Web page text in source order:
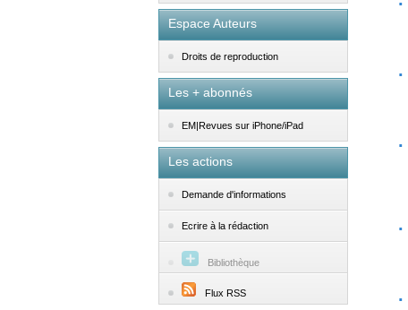
Espace Auteurs
Droits de reproduction
Les + abonnés
EM|Revues sur iPhone/iPad
Les actions
Demande d'informations
Ecrire à la rédaction
Bibliothèque
Flux RSS
·
·
·
·